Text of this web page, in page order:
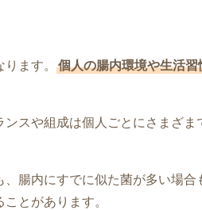
ます。
個人の腸内環境や生活
スや組成は個人ごとにさまざま
腸内にすでに似た菌が多い場合
とがあります。